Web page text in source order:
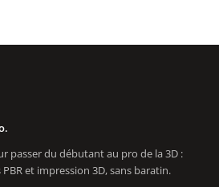
passer du débutant au pro de la 3D :
et impression 3D, sans baratin.